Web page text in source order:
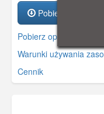
Pobierz zasób
Pobierz opis
Warunki używania
Cennik